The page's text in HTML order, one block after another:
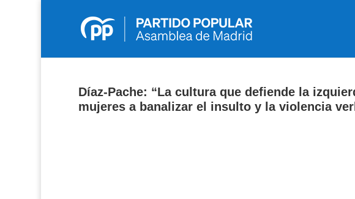
Díaz-Pache: “La cultura que defiende la
mujeres a banalizar el insulto y la violencia